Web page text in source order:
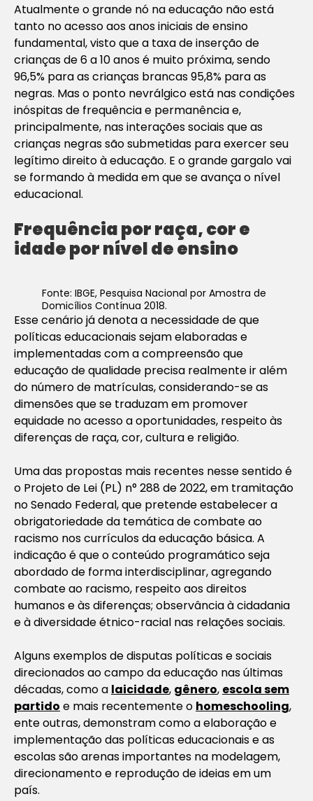
Atualmente o grande nó na educação não está
tanto no acesso aos anos iniciais de ensino
fundamental, visto que a taxa de inserção de
crianças de 6 a 10 anos é muito próxima, sendo
96,5% para as crianças brancas 95,8% para as
negras. Mas o ponto nevrálgico está nas condições
inóspitas de frequência e permanência e,
principalmente, nas interações sociais que as
crianças negras são submetidas para exercer seu
legítimo direito à educação. E o grande gargalo vai
se formando à medida em que se avança o nível
educacional.
Frequência por raça, cor e
idade por nível de ensino
Fonte: IBGE, Pesquisa Nacional por Amostra de
Domicílios Contínua 2018.
Esse cenário já denota a necessidade de que
políticas educacionais sejam elaboradas e
implementadas com a compreensão que
educação de qualidade precisa realmente ir além
do número de matrículas, considerando-se as
dimensões que se traduzam em promover
equidade no acesso a oportunidades, respeito às
diferenças de raça, cor, cultura e religião.
Uma das propostas mais recentes nesse sentido é
o Projeto de Lei (PL) n° 288 de 2022, em tramitação
no Senado Federal, que pretende estabelecer a
obrigatoriedade da temática de combate ao
racismo nos currículos da educação básica. A
indicação é que o conteúdo programático seja
abordado de forma interdisciplinar, agregando
combate ao racismo, respeito aos direitos
humanos e às diferenças; observância à cidadania
e à diversidade étnico-racial nas relações sociais.
Alguns exemplos de disputas políticas e sociais
direcionados ao campo da educação nas últimas
décadas, como a laicidade, gênero, escola sem
partido e mais recentemente o homeschooling,
ente outras, demonstram como a elaboração e
implementação das políticas educacionais e as
escolas são arenas importantes na modelagem,
direcionamento e reprodução de ideias em um
país.